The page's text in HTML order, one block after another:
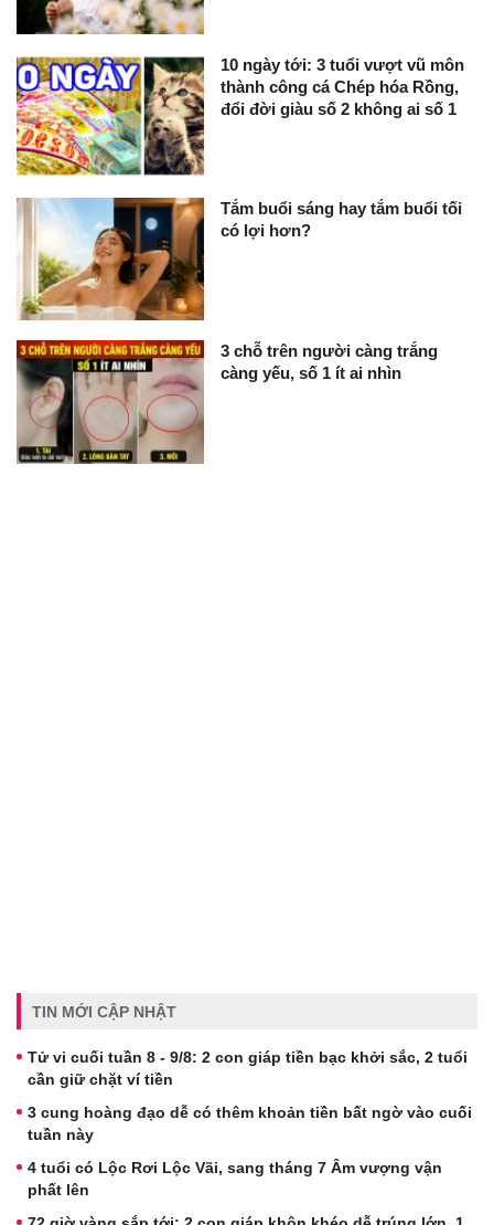
10 ngày tới: 3 tuổi vượt vũ môn
thành công cá Chép hóa Rồng,
đổi đời giàu số 2 không ai số 1
Tắm buổi sáng hay tắm buổi tối
có lợi hơn?
3 chỗ trên người càng trắng
càng yếu, số 1 ít ai nhìn
TIN MỚI CẬP NHẬT
Tử vi cuối tuần 8 - 9/8: 2 con giáp tiền bạc khởi sắc, 2 tuổi
cần giữ chặt ví tiền
3 cung hoàng đạo dễ có thêm khoản tiền bất ngờ vào cuối
tuần này
4 tuổi có Lộc Rơi Lộc Vãi, sang tháng 7 Âm vượng vận
phất lên